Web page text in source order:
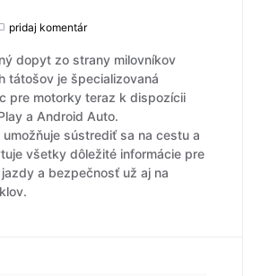
pridaj komentár
dopyt zo strany milovníkov
tátošov je špecializovaná
pre motorky teraz k dispozícii
a Android Auto.
sústrediť sa na cestu a
všetky dôležité informácie pre
a bezpečnosť už aj na